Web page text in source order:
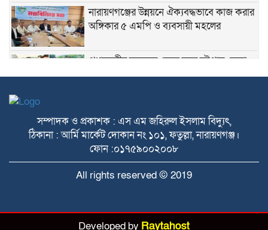
নারায়ণগঞ্জের উন্নয়নে ঐক্যবদ্ধভাবে কাজ করার
অঙ্গিকার ৫ এমপি ও ব্যবসায়ী মহলের
প্রধানমন্ত্রীর সফরকে কেন্দ্র করে চট্টগ্রাম জেলা
প্রশাসনের সাত ভেন্যু সহ সকল প্রস্তুতি সম্পন্ন :
নারায়ণগঞ্জে গণমিছিল এ যোগদানের আহ্বান মাসুমের
চট্টগ্রামের ডিসি হতে ৬৯ কোটির দুর্নীতি, ফাঁস
হলো উপসচিব সালাহউদ্দিন আহমেদ এর ‘সম্মতিপত্র’
মানবাধিকার ফাউন্ডেশনের চেয়ারম্যান মফিজুর
সাংবাদিক, মালিক ও সরকার যৌথভাবে
সম্পাদক ও প্রকাশক : এস এম জহিরুল ইসলাম বিদ্যুৎ,
ঠিকানা : আর্মি মার্কেট দোকান নং ১০১, ফতুল্লা, নারায়ণগঞ্জ।
ফোন :০১৭৫৯০০২০০৮
All rights reserved © 2019
Developed by Raytahost